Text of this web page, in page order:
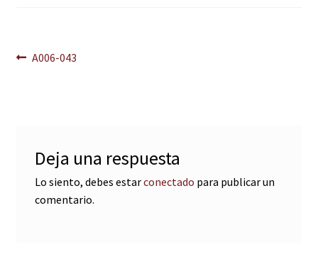
Navegación
Anterior:
A006-043
Deja una respuesta
Lo siento, debes estarconectado para publicar un
comentario.